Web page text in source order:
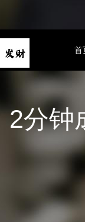
首
2分钟